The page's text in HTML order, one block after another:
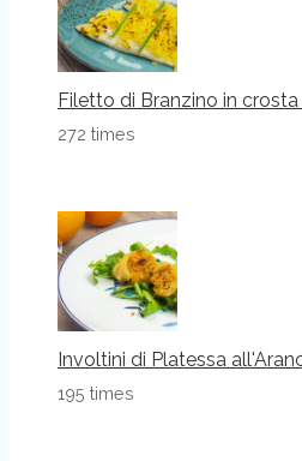
Filetto di Branzino in
272 times
Involtini di Platessa
195 times